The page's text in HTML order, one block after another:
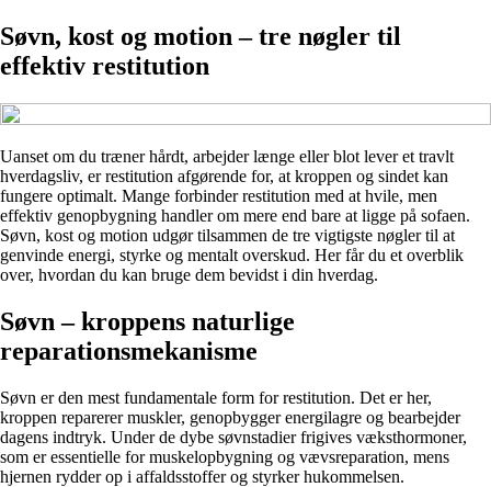
Søvn, kost og motion – tre nøgler til
effektiv restitution
Uanset om du træner hårdt, arbejder længe eller blot lever et travlt
hverdagsliv, er restitution afgørende for, at kroppen og sindet kan
fungere optimalt. Mange forbinder restitution med at hvile, men
effektiv genopbygning handler om mere end bare at ligge på sofaen.
Søvn, kost og motion udgør tilsammen de tre vigtigste nøgler til at
genvinde energi, styrke og mentalt overskud. Her får du et overblik
over, hvordan du kan bruge dem bevidst i din hverdag.
Søvn – kroppens naturlige
reparationsmekanisme
Søvn er den mest fundamentale form for restitution. Det er her,
kroppen reparerer muskler, genopbygger energilagre og bearbejder
dagens indtryk. Under de dybe søvnstadier frigives væksthormoner,
som er essentielle for muskelopbygning og vævsreparation, mens
hjernen rydder op i affaldsstoffer og styrker hukommelsen.